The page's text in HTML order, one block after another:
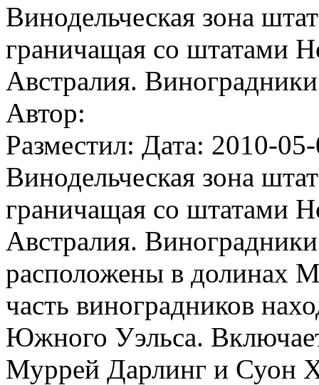
Винодельческая зона
граничащая со
Австралия.
Автор:
Разместил: Дата: 2010-
Винодельческая зона
граничащая со
Австралия.
расположены в долинах
часть виноградников
Южного Уэльса.
Муррей Дарлинг и Суон